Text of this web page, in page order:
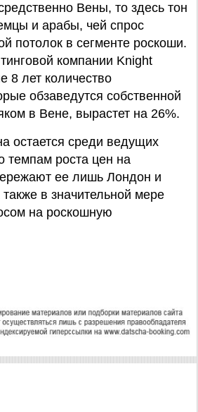
Вены, то здесь тон
и арабы, чей спрос
потолок в сегменте роскоши.
компании Knight
8 лет количество
обзаведутся собственной
в Вене, вырастет на 26%.
остается среди ведущих
темпам роста цен на
ее лишь Лондон и
в значительной мере
на роскошную